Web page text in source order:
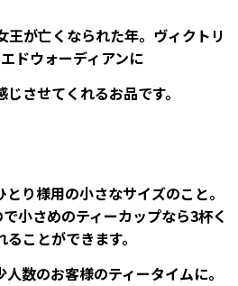
王が亡くなられた年。ヴィクトリ
ドウォーディアンに
させてくれるお品です。
り様用の小さなサイズのこと。
小さめのティーカップなら3杯く
ることができます。
数のお客様のティータイムに。